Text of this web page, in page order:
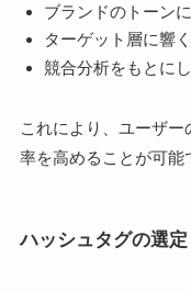
ブランドのトーン
ターゲット層に響
競合分析をもとに
これにより、ユーザ
率を高めることが可能
ハッシュタグの選定